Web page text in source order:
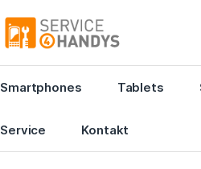
Smartphones Tablets
Service Kontakt